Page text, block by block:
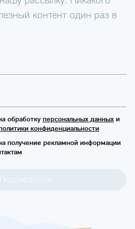
контент один раз в
обработку персональных данныхи
конфиденциальности
получение рекламной информации